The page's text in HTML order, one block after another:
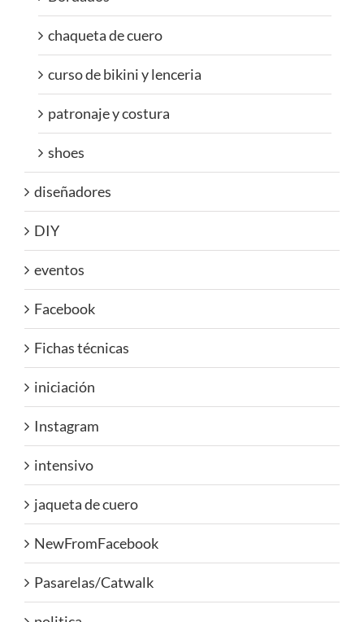
chaqueta de cuero
curso de bikini y lenceria
patronaje y costura
shoes
diseñadores
DIY
eventos
Facebook
Fichas técnicas
iniciación
Instagram
intensivo
jaqueta de cuero
NewFromFacebook
Pasarelas/Catwalk